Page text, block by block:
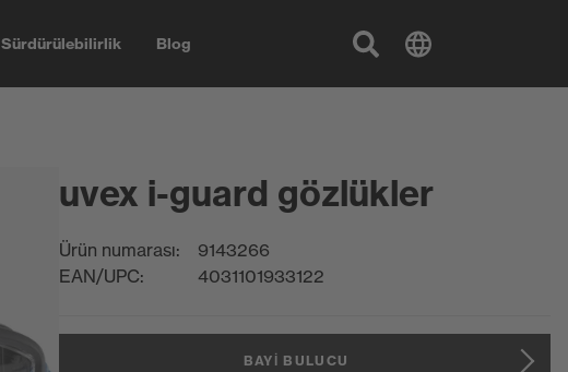
Sürdürülebilirlik Blog
uvex i-guard gözlükler
Ürün numarası:
9143266
EAN/UPC:
4031101933122
BAYI BULUCU